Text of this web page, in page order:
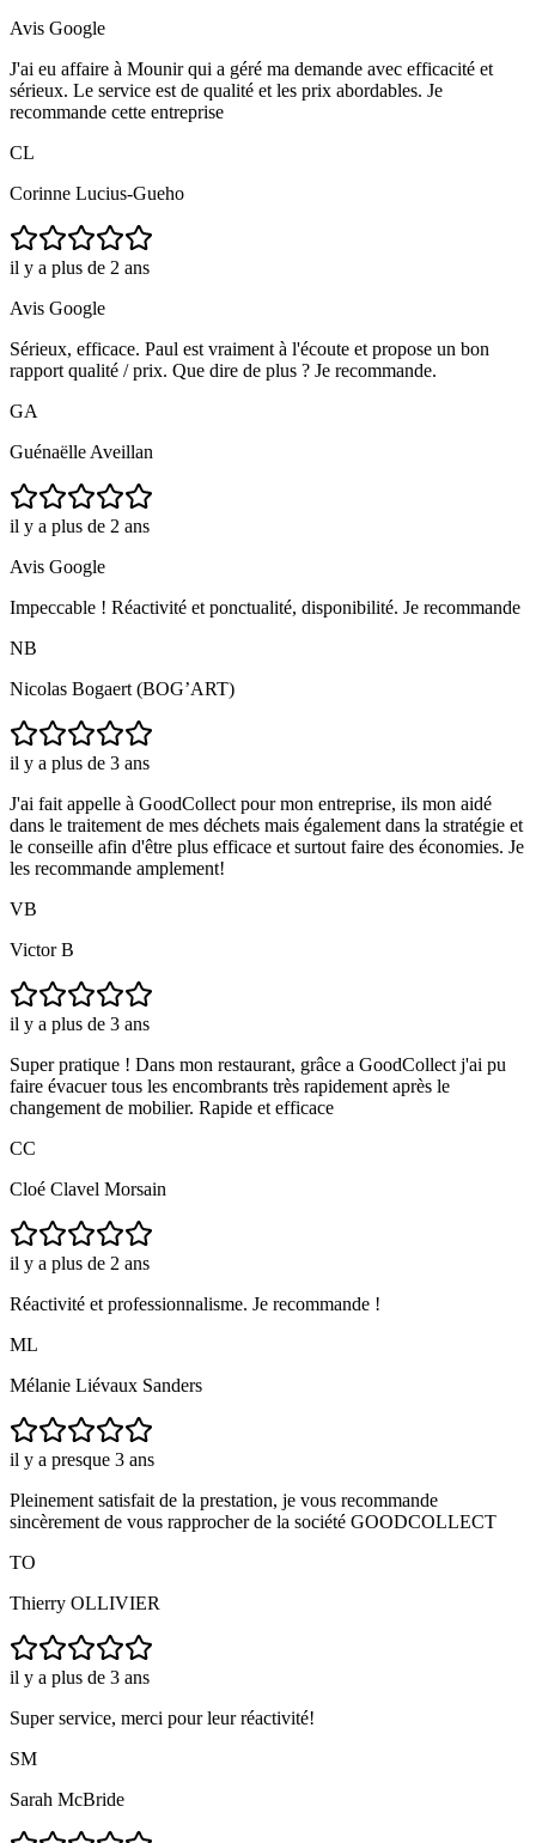
Avis Google
J'ai eu affaire à Mounir qui a géré ma demande avec efficacité et
sérieux. Le service est de qualité et les prix abordables. Je
recommande cette entreprise
CL
Corinne Lucius-Gueho
il y a plus de 2 ans
Avis Google
Sérieux, efficace. Paul est vraiment à l'écoute et propose un bon
rapport qualité / prix. Que dire de plus ? Je recommande.
GA
Guénaëlle Aveillan
il y a plus de 2 ans
Avis Google
Impeccable ! Réactivité et ponctualité, disponibilité. Je recommande
NB
Nicolas Bogaert (BOG’ART)
il y a plus de 3 ans
J'ai fait appelle à GoodCollect pour mon entreprise, ils mon aidé
dans le traitement de mes déchets mais également dans la stratégie et
le conseille afin d'être plus efficace et surtout faire des économies. Je
les recommande amplement!
VB
Victor B
il y a plus de 3 ans
Super pratique ! Dans mon restaurant, grâce a GoodCollect j'ai pu
faire évacuer tous les encombrants très rapidement après le
changement de mobilier. Rapide et efficace
CC
Cloé Clavel Morsain
il y a plus de 2 ans
Réactivité et professionnalisme. Je recommande !
ML
Mélanie Liévaux Sanders
il y a presque 3 ans
Pleinement satisfait de la prestation, je vous recommande
sincèrement de vous rapprocher de la société GOODCOLLECT
TO
Thierry OLLIVIER
il y a plus de 3 ans
Super service, merci pour leur réactivité!
SM
Sarah McBride